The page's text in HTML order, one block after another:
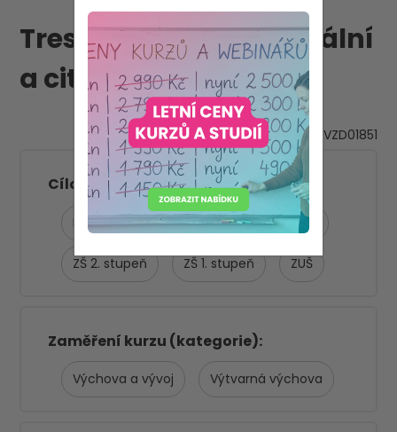
Tresty a odměny, sociální
a citové týrání dětí
VZD01851
Cílová skupina Asistent pedagoga
MŠ Spec. školy SŠ ŠD/ŠK
ZŠ 2. stupeň ZŠ 1. stupeň ZUŠ
Zaměření kurzu (kategorie)
Výchova a vývoj Výtvarná výchova